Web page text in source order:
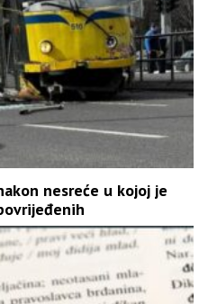
nesreće u kojoj je